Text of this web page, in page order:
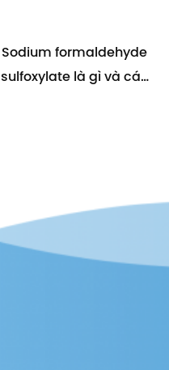
Sodium formaldehyde
sulfoxylate là gì và các